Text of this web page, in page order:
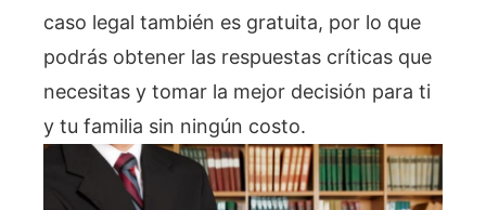
caso legal también es gratuita, por lo que
podrás obtener las respuestas críticas que
necesitas y tomar la mejor decisión para ti
y tu familia sin ningún costo.